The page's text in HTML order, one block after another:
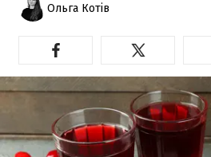
Ольга Котів